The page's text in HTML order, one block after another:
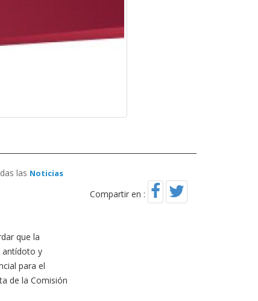
las Noticias
Compartir en :
que la
antídoto y
para el
de la Comisión